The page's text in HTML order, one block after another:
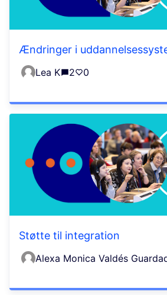
Ændringer i
Lea K 2 0
Støtte til integration
Alexa Monica Valdés